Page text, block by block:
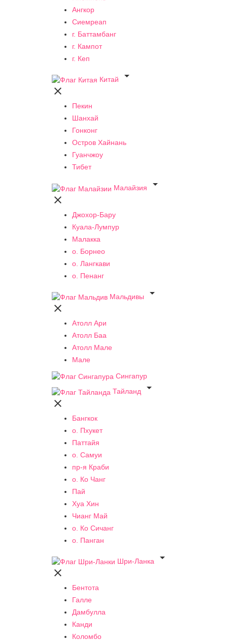
Ангкор
Сиемреап
г. Баттамбанг
г. Кампот
г. Кеп
Китай


Пекин
Шанхай
Гонконг
Остров Хайнань
Гуанчжоу
Тибет
Малайзия


Джохор-Бару
Куала-Лумпур
Малакка
о. Борнео
о. Лангкави
о. Пенанг
Мальдивы


Атолл Ари
Атолл Баа
Атолл Мале
Мале
Сингапур
Тайланд


Бангкок
о. Пхукет
Паттайя
о. Самуи
пр-я Краби
о. Ко Чанг
Пай
Хуа Хин
Чианг Май
о. Ко Сичанг
о. Панган
Шри-Ланка


Бентота
Галле
Дамбулла
Канди
Коломбо